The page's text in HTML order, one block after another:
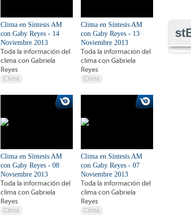
Clima en Síntesis AM
con Gaby Reyes - 14
Noviembre 2013
Toda la información del
clima con Gabriela
Reyes
Clima
Clima en Síntesis AM
con Gaby Reyes - 13
Noviembre 2013
Toda la información del
clima con Gabriela
Reyes
Clima
Clima en Síntesis AM
con Gaby Reyes - 08
Noviembre 2013
Toda la información del
clima con Gabriela
Reyes
Clima
Clima en Síntesis AM
con Gaby Reyes - 07
Noviembre 2013
Toda la información del
clima con Gabriela
Reyes
Clima